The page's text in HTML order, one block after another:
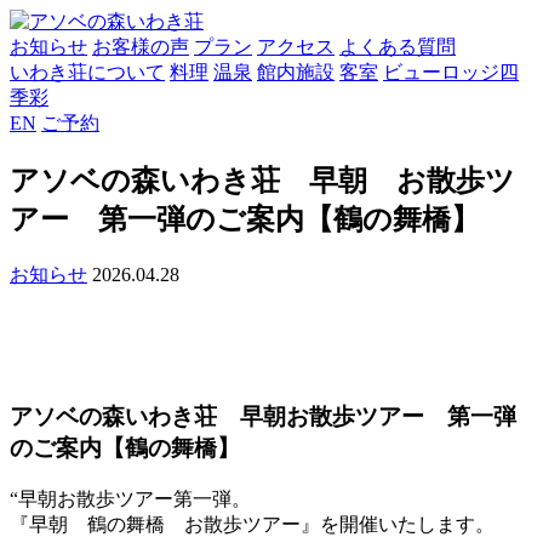
お知らせ お客様の声 プラン アクセス よくある質問
いわき荘について 料理 温泉 館内施設 客室 ビューロッジ四
季彩
EN ご予約
アソベの森いわき荘 早朝 お散歩ツ
アー 第一弾のご案内【鶴の舞橋】
お知らせ 2026.04.28
アソベの森いわき荘 早朝お散歩ツアー 第一弾
のご案内【鶴の舞橋】
“早朝お散歩ツアー第一弾。
『早朝 鶴の舞橋 お散歩ツアー』を開催いたします。